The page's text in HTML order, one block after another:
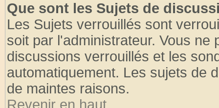
Que sont les Sujets de
Les Sujets verrouillés sont
soit par l'administrateur. Vous
discussions verrouillés et les
automatiquement. Les sujets de
de maintes raisons.
Revenir en haut